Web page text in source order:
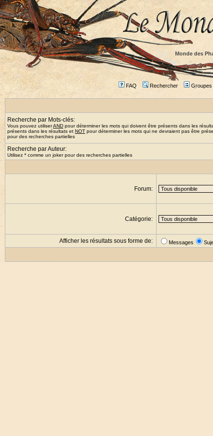
Monde des
FAQ Rechercher Groupes
Recherche par Mots-clés:
Vous pouvez utiliserAND pour déterminer les mots qui doivent être présents dans les
présents dans les résultats et NOT pour déterminer les mots qui ne devraient pas être
pour des recherches partielles
Recherche par Auteur:
Utilisez * comme un joker pour des recherches partielles
Forum:
Catégorie:
Afficher les résultats sous forme de: Messages